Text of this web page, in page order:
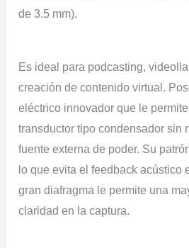
de 3.5 mm).
Es ideal para podcasting,
creación de contenido virtual.
eléctrico innovador que le
transductor tipo condensador sin
fuente externa de poder. Su
lo que evita el feedback acústico
gran diafragma le permite una
claridad en la captura.